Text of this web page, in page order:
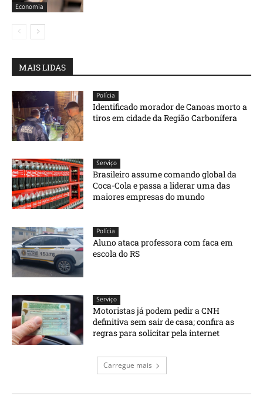
Economia
MAIS LIDAS
Polícia
Identificado morador de Canoas morto a
tiros em cidade da Região Carbonífera
Serviço
Brasileiro assume comando global da
Coca-Cola e passa a liderar uma das
maiores empresas do mundo
Polícia
Aluno ataca professora com faca em
escola do RS
Serviço
Motoristas já podem pedir a CNH
definitiva sem sair de casa; confira as
regras para solicitar pela internet
Carregue mais